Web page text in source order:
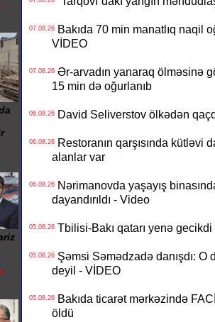
07.08.26Bakıda 70 min manatlıq naqil
VİDEO
07.08.26Ər-arvadın yanaraq ölməsinə
15 min də oğurlanıb
06.08.26David Seliverstov ölkədən
06.08.26Restoranın qarşısında kütləvi
alanlar var
06.08.26Nərimanovda yaşayış
dayandırıldı - Video
05.08.26Tbilisi-Bakı qatarı yenə gecikdi
05.08.26Şəmsi Səmədzadə danışdı: O
deyil - VİDEO
05.08.26Bakıda ticarət mərkəzində
öldü